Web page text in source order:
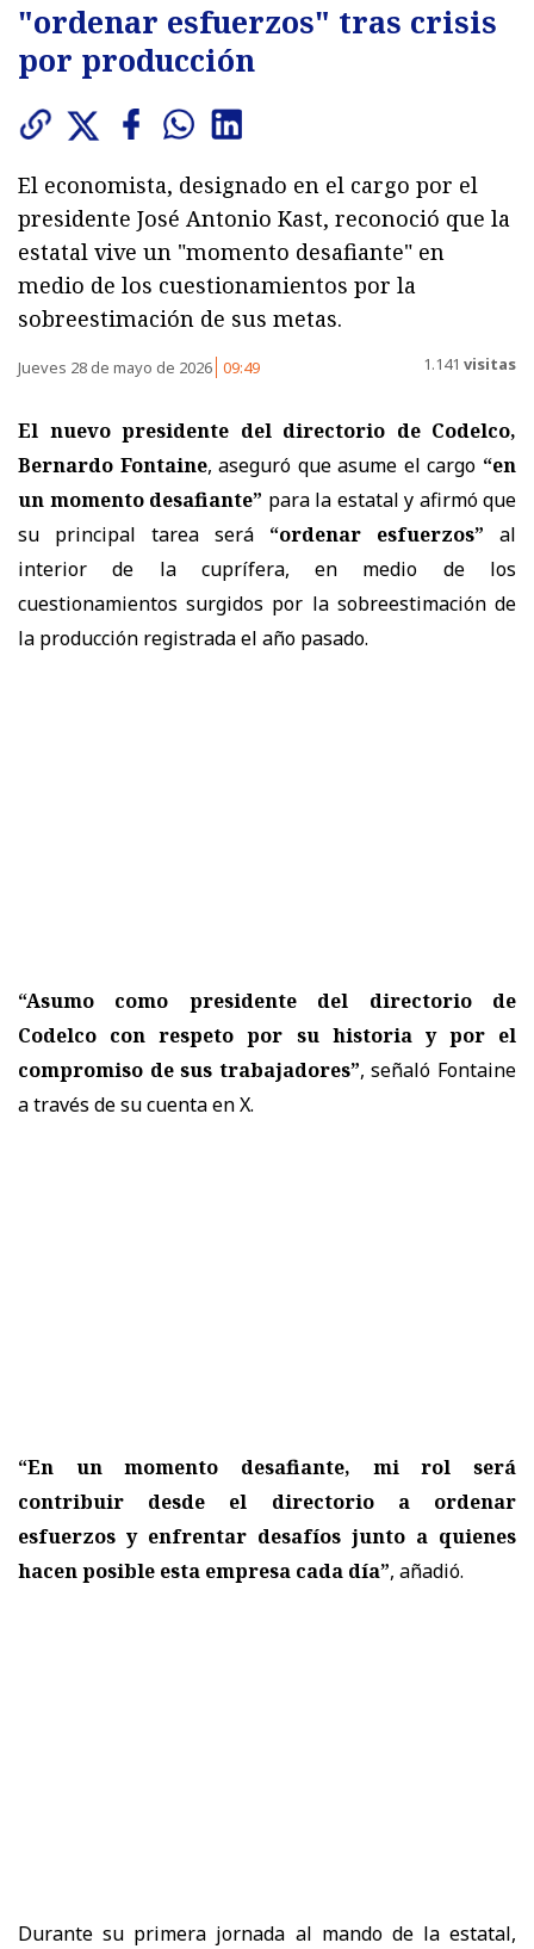
"ordenar esfuerzos" tras crisis
por producción
El economista, designado en el cargo por el
presidente José Antonio Kast, reconoció que la
estatal vive un "momento desafiante" en
medio de los cuestionamientos por la
sobreestimación de sus metas.
Jueves 28 de mayo de 2026 09:49 1.141 visitas
El nuevo presidente del directorio de Codelco,
Bernardo Fontaine, aseguró que asume el cargo “en
un momento desafiante” para la estatal y afirmó que
su principal tarea será “ordenar esfuerzos” al
interior de la cuprífera, en medio de los
cuestionamientos surgidos por la sobreestimación de
la producción registrada el año pasado.
“Asumo como presidente del directorio de
Codelco con respeto por su historia y por el
compromiso de sus trabajadores”, señaló Fontaine
a través de su cuenta en X.
“En un momento desafiante, mi rol será
contribuir desde el directorio a ordenar
esfuerzos y enfrentar desafíos junto a quienes
hacen posible esta empresa cada día”, añadió.
Durante su primera jornada al mando de la estatal,